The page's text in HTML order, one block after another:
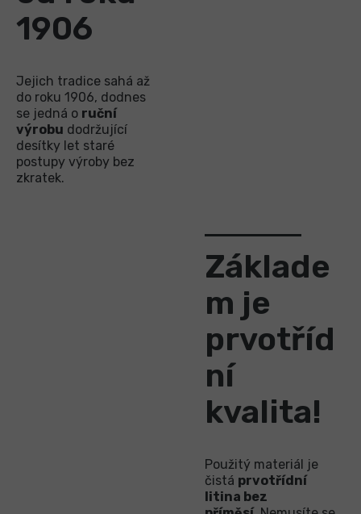
1906
Jejich tradice sahá až
do roku 1906, dodnes
se jedná o ruční
výrobu dodržující
desítky let staré
postupy výroby bez
zkratek.
Základe
m je
prvotříd
ní
kvalita!
Použitý materiál je
čistá prvotřídní
litina bez